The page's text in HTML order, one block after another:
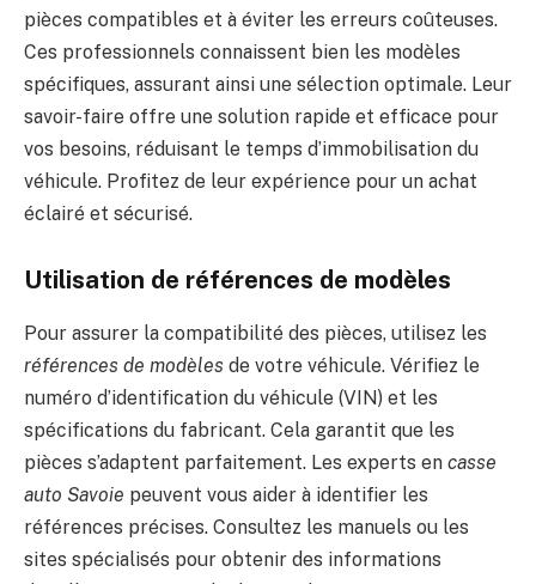
pièces compatibles et à éviter les erreurs coûteuses.
Ces professionnels connaissent bien les modèles
spécifiques, assurant ainsi une sélection optimale. Leur
savoir-faire offre une solution rapide et efficace pour
vos besoins, réduisant le temps d’immobilisation du
véhicule. Profitez de leur expérience pour un achat
éclairé et sécurisé.
Utilisation de références de modèles
Pour assurer la compatibilité des pièces, utilisez les
références de modèles de votre véhicule. Vérifiez le
numéro d’identification du véhicule (VIN) et les
spécifications du fabricant. Cela garantit que les
pièces s’adaptent parfaitement. Les experts en casse
auto Savoie peuvent vous aider à identifier les
références précises. Consultez les manuels ou les
sites spécialisés pour obtenir des informations